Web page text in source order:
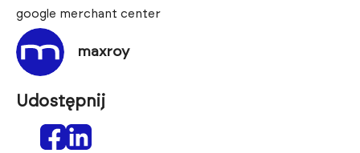
google merchant center
maxroy
Udostępnij